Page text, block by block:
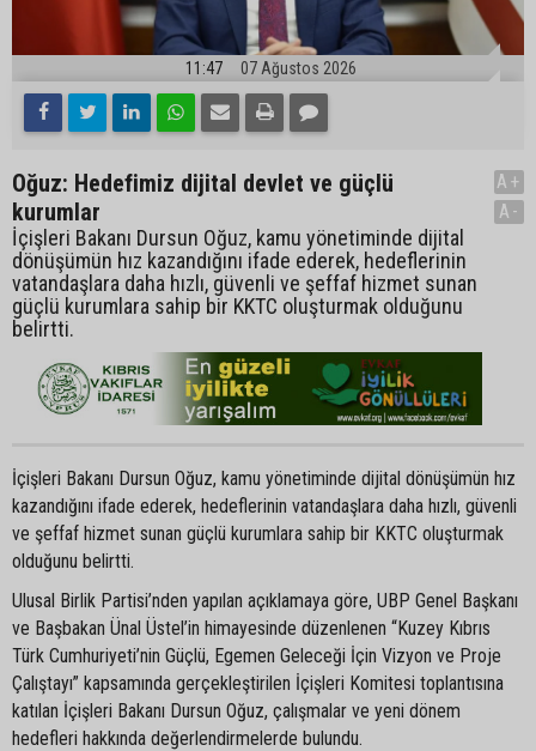
11:47 07 Ağustos 2026
Oğuz: Hedefimiz dijital devlet ve güçlü
kurumlar
İçişleri Bakanı Dursun Oğuz, kamu yönetiminde dijital
dönüşümün hız kazandığını ifade ederek, hedeflerinin
vatandaşlara daha hızlı, güvenli ve şeffaf hizmet sunan
güçlü kurumlara sahip bir KKTC oluşturmak olduğunu
belirtti.
A+
A-
İçişleri Bakanı Dursun Oğuz, kamu yönetiminde dijital dönüşümün hız
kazandığını ifade ederek, hedeflerinin vatandaşlara daha hızlı, güvenli
ve şeffaf hizmet sunan güçlü kurumlara sahip bir KKTC oluşturmak
olduğunu belirtti.
Ulusal Birlik Partisi’nden yapılan açıklamaya göre, UBP Genel Başkanı
ve Başbakan Ünal Üstel’in himayesinde düzenlenen “Kuzey Kıbrıs
Türk Cumhuriyeti’nin Güçlü, Egemen Geleceği İçin Vizyon ve Proje
Çalıştayı” kapsamında gerçekleştirilen İçişleri Komitesi toplantısına
katılan İçişleri Bakanı Dursun Oğuz, çalışmalar ve yeni dönem
hedefleri hakkında değerlendirmelerde bulundu.